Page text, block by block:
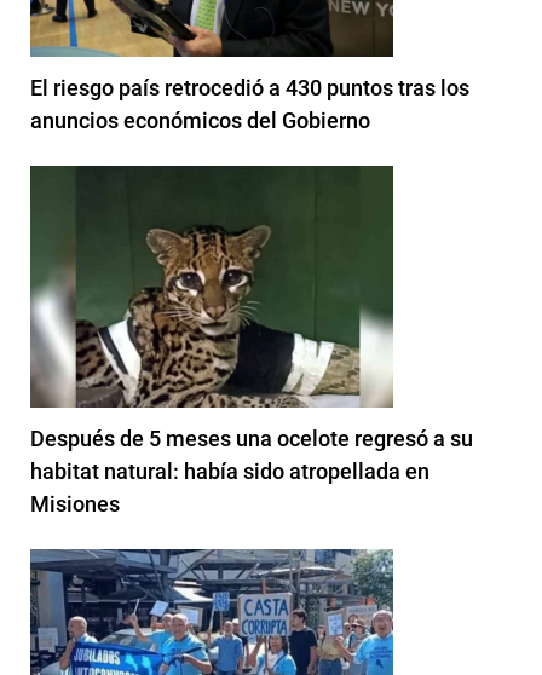
El riesgo país retrocedió a 430 puntos tras los
anuncios económicos del Gobierno
Después de 5 meses una ocelote regresó a su
habitat natural: había sido atropellada en
Misiones